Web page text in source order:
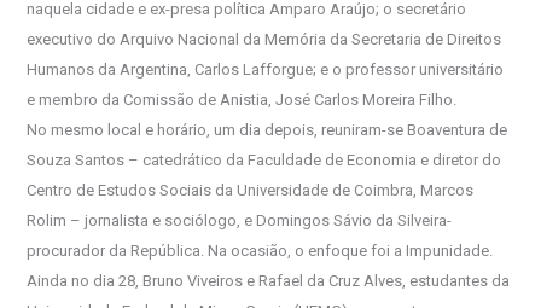
naquela cidade e ex-presa política Amparo Araújo; o secretário
executivo do Arquivo Nacional da Memória da Secretaria de Direitos
Humanos da Argentina, Carlos Lafforgue; e o professor universitário
e membro da Comissão de Anistia, José Carlos Moreira Filho.
No mesmo local e horário, um dia depois, reuniram-se Boaventura de
Souza Santos – catedrático da Faculdade de Economia e diretor do
Centro de Estudos Sociais da Universidade de Coimbra, Marcos
Rolim – jornalista e sociólogo, e Domingos Sávio da Silveira-
procurador da República. Na ocasião, o enfoque foi a Impunidade.
Ainda no dia 28, Bruno Viveiros e Rafael da Cruz Alves, estudantes da